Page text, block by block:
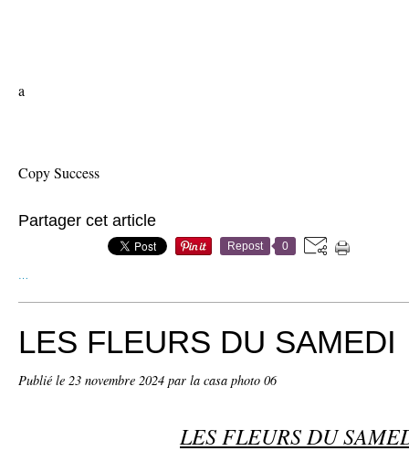
a
Copy Success
Partager cet article
Repost 0
…
LES FLEURS DU SAMEDI
Publié le 23 novembre 2024 par la casa photo 06
LES FLEURS DU